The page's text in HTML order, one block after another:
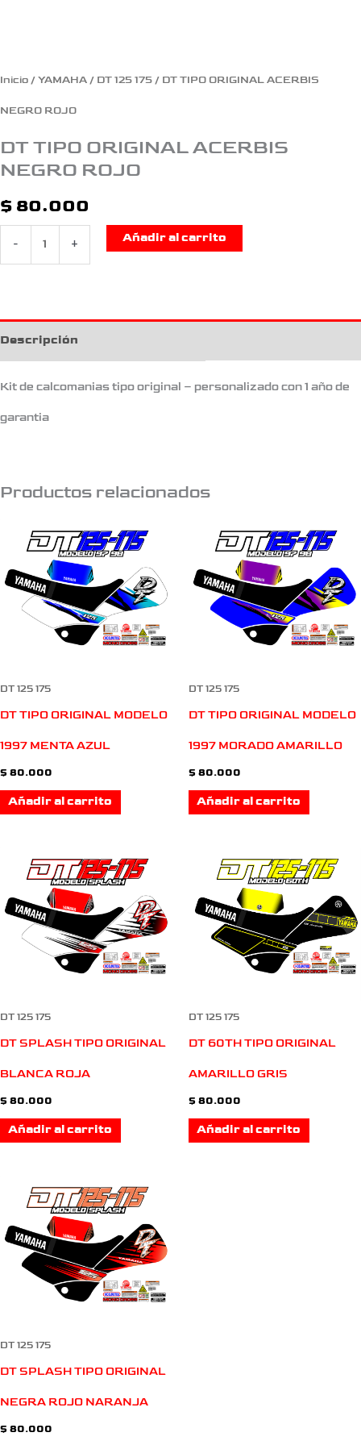
Inicio / YAMAHA / DT 125 175 / DT TIPO ORIGINAL ACERBIS
NEGRO ROJO
DT TIPO ORIGINAL ACERBIS
NEGRO ROJO
$ 80.000
- +
Añadir al carrito
Descripción
Kit de calcomanias tipo original – personalizado con 1 año de
garantia
Productos relacionados
DT 125 175
DT TIPO ORIGINAL MODELO
1997 MENTA AZUL
$ 80.000
Añadir al carrito
DT 125 175
DT TIPO ORIGINAL MODELO
1997 MORADO AMARILLO
$ 80.000
Añadir al carrito
DT 125 175
DT SPLASH TIPO ORIGINAL
BLANCA ROJA
$ 80.000
Añadir al carrito
DT 125 175
DT 60TH TIPO ORIGINAL
AMARILLO GRIS
$ 80.000
Añadir al carrito
DT 125 175
DT SPLASH TIPO ORIGINAL
NEGRA ROJO NARANJA
$ 80.000